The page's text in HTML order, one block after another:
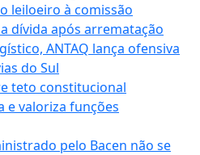
leiloeiro à comissão
dívida após arrematação
ANTAQ lança ofensiva
do Sul
teto constitucional
e valoriza funções
pelo Bacen não se